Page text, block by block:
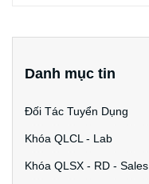
Danh mục tin
Đối Tác Tuyển Dụng
Khóa QLCL - Lab
Khóa QLSX - RD - Sales